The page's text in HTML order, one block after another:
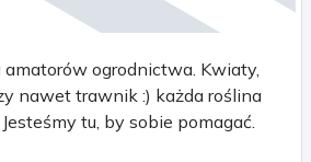
amatorów ogrodnictwa. Kwiaty,
nawet trawnik :) każda roślina
tu, by sobie pomagać.